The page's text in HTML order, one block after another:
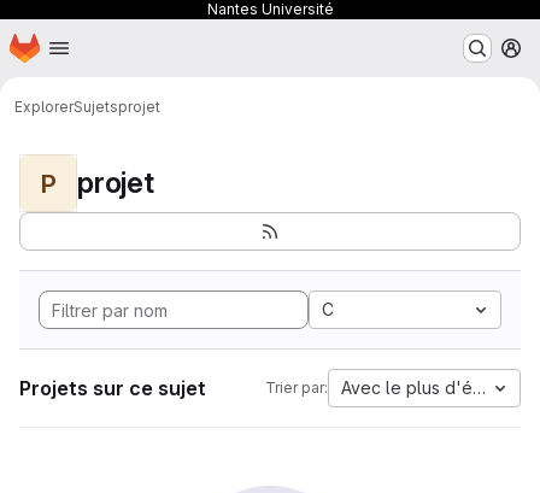
Nantes Université
Passer au contenu principal
Page d'accueil
ExplorerSujetsprojet
P projet
C
Projets sur ce sujet Trier par: Avec le plus d'étoiles